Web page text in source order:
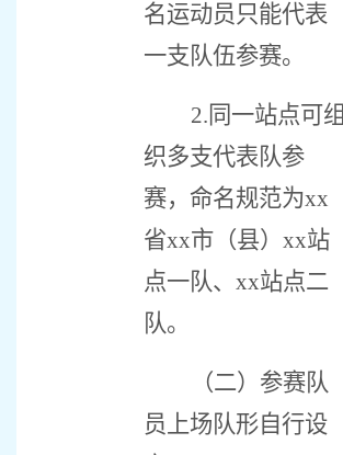
名运动员只能代表
一支队伍参赛。
2. 同一站点可组
织多支代表队参
赛，命名规范为xx
省xx市（县） xx站
点一队、 xx站点二
队。
（二）参赛队
员上场队形自行设